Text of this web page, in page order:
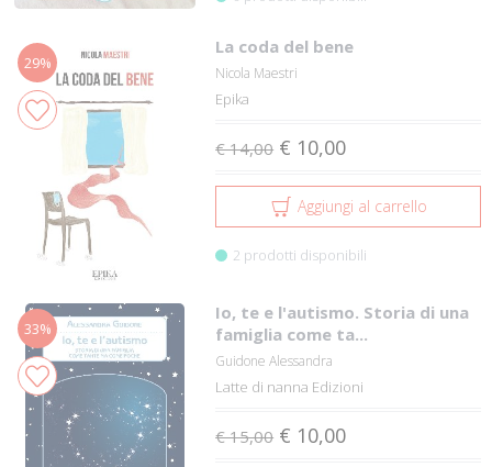
29%
La coda del bene
Nicola Maestri
Epika
€ 14,00 € 10,00
Aggiungi al carrello
2 prodotti disponibili
33%
Io, te e l'autismo. Storia di una
famiglia come ta...
Guidone Alessandra
Latte di nanna Edizioni
€ 15,00 € 10,00